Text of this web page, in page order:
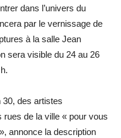
dans l’univers du
par le vernissage de
à la salle Jean
sera visible du 24 au 26
30, des artistes
de la ville « pour vous
annonce la description